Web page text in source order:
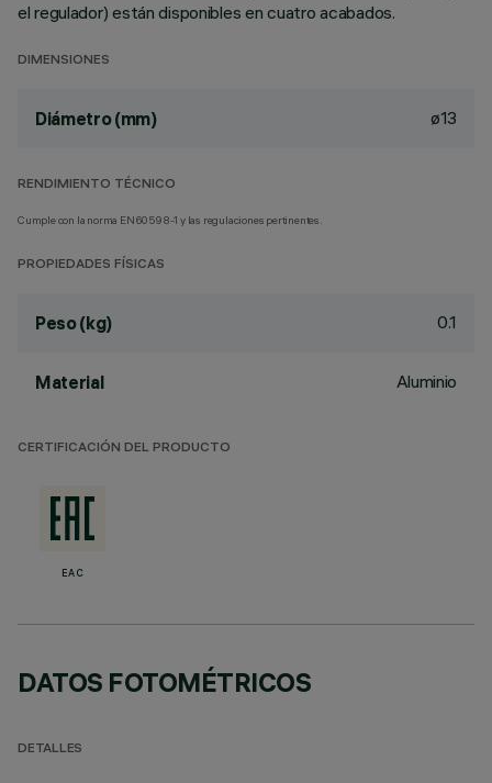
el regulador) están disponibles en cuatro acabados.
DIMENSIONES
Diámetro (mm) ø13
RENDIMIENTO TÉCNICO
Cumple con la norma EN60598-1 y las regulaciones pertinentes.
PROPIEDADES FÍSICAS
Peso (kg) 0.1
Material Aluminio
CERTIFICACIÓN DEL PRODUCTO
EAC
DATOS FOTOMÉTRICOS
DETALLES